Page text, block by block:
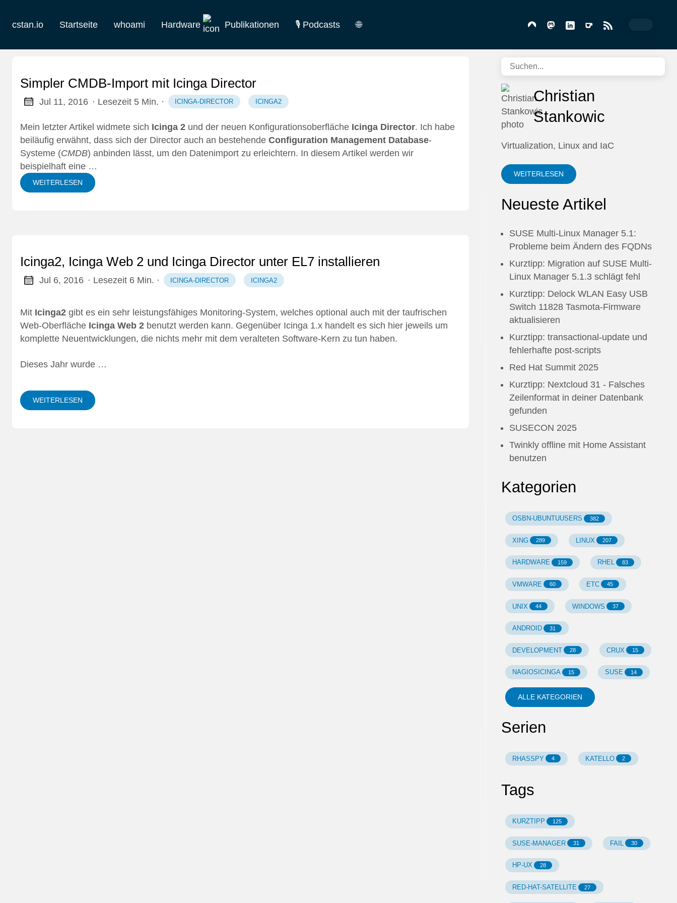
cstan.io Startseite whoami Hardware
Homelab
Keebs
Retro
Publikationen 🎙️ Podcasts 🌐
Simpler CMDB-Import mit Icinga Director
Jul 11, 2016 · Lesezeit 5 Min. · ICINGA-DIRECTOR ICINGA2
Mein letzter Artikel widmete sich Icinga 2 und der neuen Konfigurationsoberfläche Icinga Director. Ich habe
beiläufig erwähnt, dass sich der Director auch an bestehende Configuration Management Database-
Systeme (CMDB) anbinden lässt, um den Datenimport zu erleichtern. In diesem Artikel werden wir
beispielhaft eine …
WEITERLESEN
Icinga2, Icinga Web 2 und Icinga Director unter EL7 installieren
Jul 6, 2016 · Lesezeit 6 Min. · ICINGA-DIRECTOR ICINGA2
Mit Icinga2 gibt es ein sehr leistungsfähiges Monitoring-System, welches optional auch mit der taufrischen
Web-Oberfläche Icinga Web 2 benutzt werden kann. Gegenüber Icinga 1.x handelt es sich hier jeweils um
komplette Neuentwicklungen, die nichts mehr mit dem veralteten Software-Kern zu tun haben.
Dieses Jahr wurde …
WEITERLESEN
Christian
Stankowic
Virtualization, Linux and IaC
WEITERLESEN
Neueste Artikel
SUSE Multi-Linux Manager 5.1:
Probleme beim Ändern des FQDNs
Kurztipp: Migration auf SUSE Multi-
Linux Manager 5.1.3 schlägt fehl
Kurztipp: Delock WLAN Easy USB
Switch 11828 Tasmota-Firmware
aktualisieren
Kurztipp: transactional-update und
fehlerhafte post-scripts
Red Hat Summit 2025
Kurztipp: Nextcloud 31 - Falsches
Zeilenformat in deiner Datenbank
gefunden
SUSECON 2025
Twinkly offline mit Home Assistant
benutzen
Kategorien
OSBN-UBUNTUUSERS 382
XING 289 LINUX 207
HARDWARE 159 RHEL 83
VMWARE 60 ETC 45
UNIX 44 WINDOWS 37
ANDROID 31
DEVELOPMENT 28 CRUX 15
NAGIOSICINGA 15 SUSE 14
ALLE KATEGORIEN
Serien
RHASSPY 4 KATELLO 2
Tags
KURZTIPP 125
SUSE-MANAGER 31 FAIL 30
HP-UX 28
RED-HAT-SATELLITE 27